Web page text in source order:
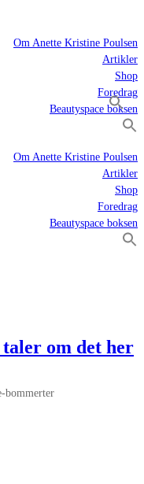
Om Anette Kristine Poulsen
Artikler
Shop
Foredrag
Beautyspace boksen
Om Anette Kristine Poulsen
Artikler
Shop
Foredrag
Beautyspace boksen
om det her
bommerter